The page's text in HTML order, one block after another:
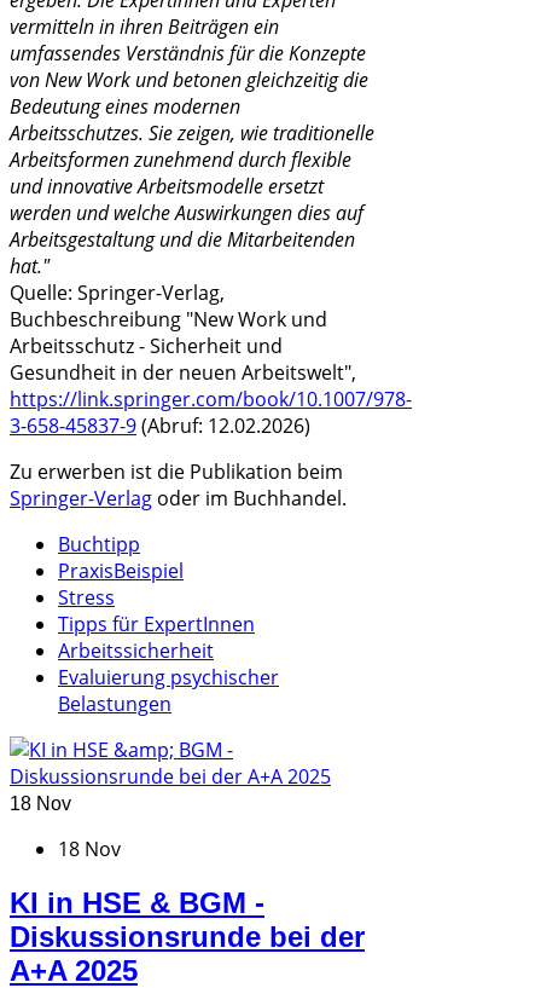
vermitteln in ihren Beiträgen ein
umfassendes Verständnis für die Konzepte
von New Work und betonen gleichzeitig die
Bedeutung eines modernen
Arbeitsschutzes. Sie zeigen, wie traditionelle
Arbeitsformen zunehmend durch flexible
und innovative Arbeitsmodelle ersetzt
werden und welche Auswirkungen dies auf
Arbeitsgestaltung und die Mitarbeitenden
hat."
Quelle: Springer-Verlag,
Buchbeschreibung "New Work und
Arbeitsschutz - Sicherheit und
Gesundheit in der neuen Arbeitswelt",
https://link.springer.com/book/10.1007/978-
3-658-45837-9(Abruf: 12.02.2026)
Zu erwerben ist die Publikation beim
Springer-Verlag oder im Buchhandel.
Buchtipp
PraxisBeispiel
Stress
Tipps für ExpertInnen
Arbeitssicherheit
Evaluierung psychischer
Belastungen
18 Nov
18 Nov
KI in HSE & BGM -
Diskussionsrunde bei der
A+A 2025